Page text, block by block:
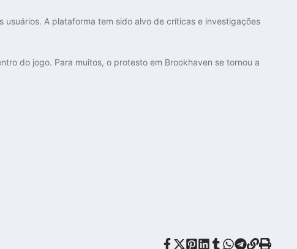
A plataforma tem sido alvo de críticas e investigações
do jogo. Para muitos, o protesto em Brookhaven se tornou a